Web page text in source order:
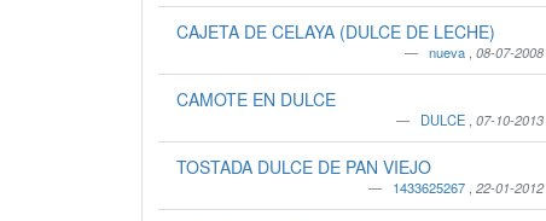
CAJETA DE CELAYA (DULCE DE LECHE)
nueva ,08-07-2008
CAMOTE EN DULCE
DULCE ,07-10-2013
TOSTADA DULCE DE PAN VIEJO
1433625267 ,22-01-2012